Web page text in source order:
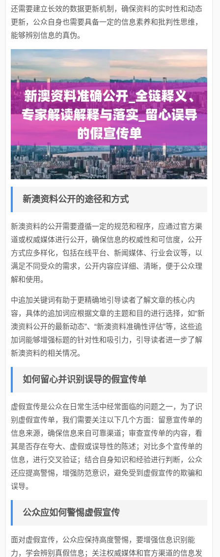
还需要建立长效的数据更新机制，确保资料的实时性和动态
更新，公众自身也需要具备一定的信息素养和批判性思维，
能够辨别信息的真伪。
新澳资料公开的途径和方式
新澳资料的公开需要遵循一定的规范和程序，应通过官方渠
道或权威媒体进行公开，确保信息的权威性和可信度，公开
方式应多样化，包括在线平台、新闻媒体、行业会议等，以
满足不同受众的需求，公开内容应详细、清晰，便于公众理
解和使用。
中追加关键词有助于更精确地引导读者了解文章的核心内
容，具体的追加词应根据文章的主题和目的进行选择，如“新
澳资料公开的最新动态”、“新澳资料准确性评估”等，这些追
加词能够增强标题的针对性和吸引力，引导读者进一步了解
新澳资料的相关情况。
如何留心并识别误导的假宣传单
虚假宣传是公众在日常生活中经常面临的问题之一，为了识
别虚假宣传单，我们需要关注以下几个方面：留意宣传单的
信息来源，确保信息来自可靠渠道；审查宣传单的内容，看
其是否存在夸大、虚假或误导性的陈述；对比多个宣传单的
信息，进行交叉验证；结合自身知识和经验进行判断，公众
还应提高警惕，增强防范意识，避免受到虚假宣传的欺骗和
误导。
公众应如何警惕虚假宣传
面对虚假宣传，公众应保持高度警惕，要增强信息识别能
力，学会辨别真假信息；关注权威媒体和官方渠道的信息发